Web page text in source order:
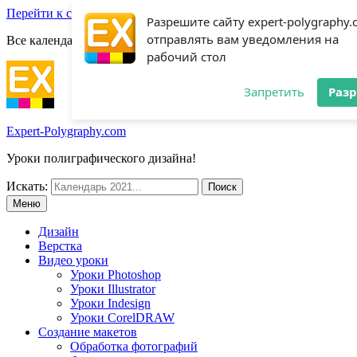
Разрешите сайту expert-
отправлять вам уведомления на
рабочий стол
Запретить
Перейти к содержимому
Все календари 2022: Посмотреть шаблоны!
Expert-Polygraphy.com
Уроки полиграфического дизайна!
Искать:
Меню
Дизайн
Верстка
Видео уроки
Уроки Photoshop
Уроки Illustrator
Уроки Indesign
Уроки CorelDRAW
Создание макетов
Обработка фотографий